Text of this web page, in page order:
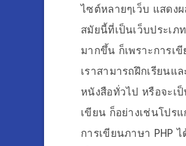
ไซต์หลายๆเว็บ แสดง
สมัยนี้ที่เป็นเว็บประเ
มากขึ้น ก็เพราะการเ
เราสามารถฝึกเรียนแ
หนังสือทั่วไป หรือจะเ
เขียน ก็อย่างเช่นโป
การเขียนภาษา PHP